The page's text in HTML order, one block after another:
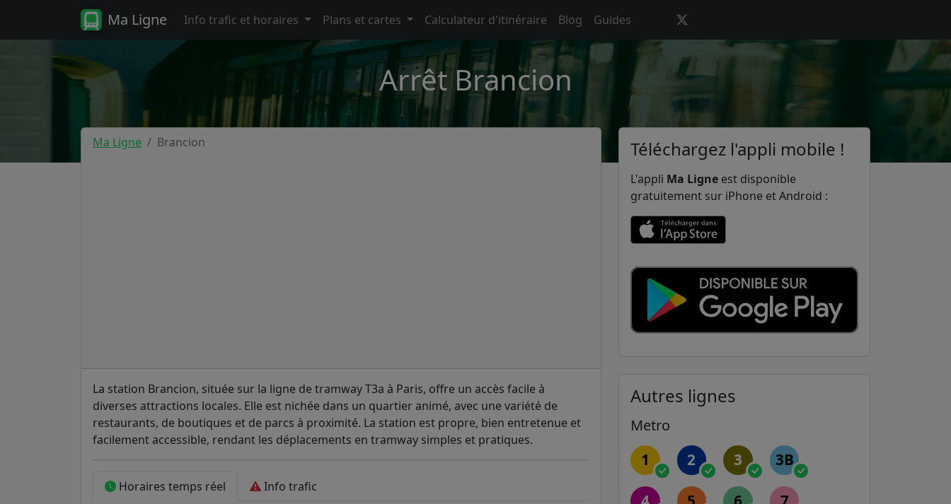
Ma Ligne Info trafic et horaires Plans et cartes Calculateur d'itinéraire Blog Guides
Arrêt Brancion
Ma Ligne Brancion
La station Brancion, située sur la ligne de tramway T3a à Paris, offre un accès facile à
diverses attractions locales. Elle est nichée dans un quartier animé, avec une variété de
restaurants, de boutiques et de parcs à proximité. La station est propre, bien entretenue et
facilement accessible, rendant les déplacements en tramway simples et pratiques.
Horaires temps réel Info trafic
Téléchargez l'appli mobile !
L'appli Ma Ligne est disponible
gratuitement sur iPhone et Android :
Autres lignes
Metro
1 2 3 3B